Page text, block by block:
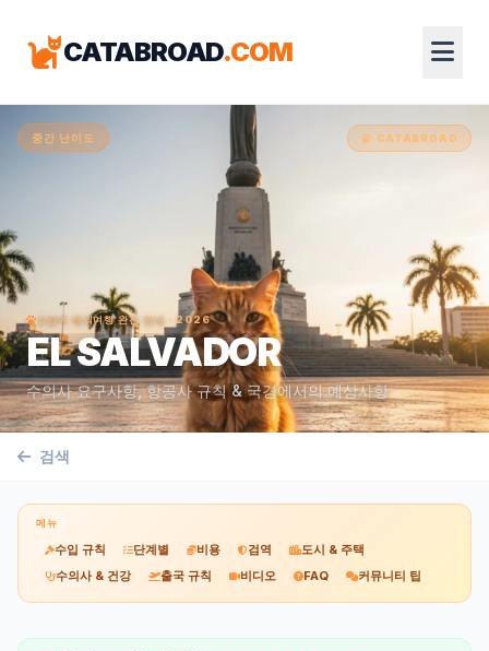
CATABROAD.COM
중간 난이도 CATABROAD
고양이 해외여행 완전 안내 · 2026
EL SALVADOR
수의사 요구사항, 항공사 규칙 & 국경에서의 예상사항
검색
메뉴
수입 규칙 단계별 비용 검역
도시 & 주택
수의사 & 건강
출국 규칙 비디오 FAQ 커뮤니티 팁